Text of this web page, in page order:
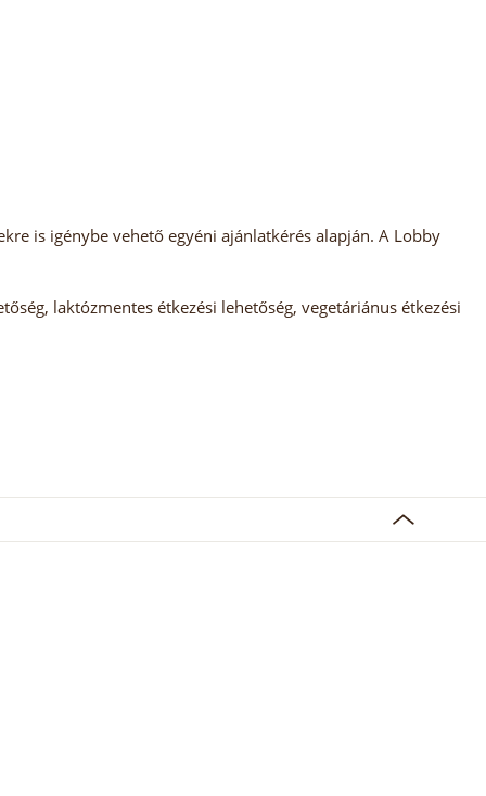
is igénybe vehető egyéni ajánlatkérés alapján. A Lobby
laktózmentes étkezési lehetőség, vegetáriánus étkezési